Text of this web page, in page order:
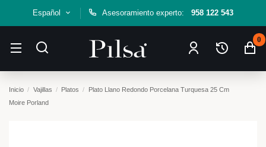
Español Asesoramiento experto: 958 122 543
0
Inicio Vajillas Platos
Plato Llano Redondo Porcelana Turquesa 25 Cm
Moire Porland